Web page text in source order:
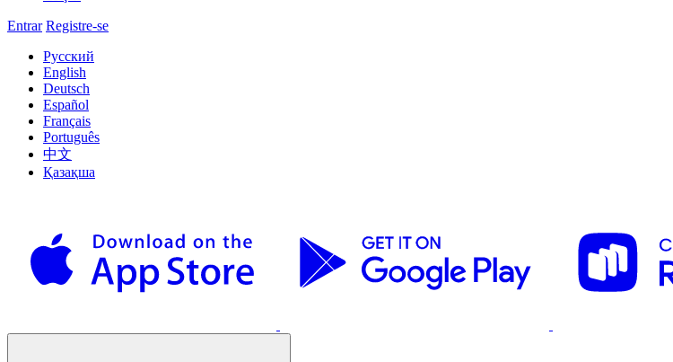
Entrar Registre-se
Русский
English
Deutsch
Español
Français
Português
中文
Қазақша